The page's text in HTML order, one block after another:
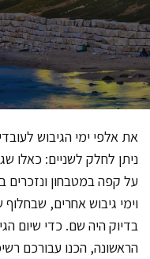
את אלפי ימי הגיבוש
ניתן לחלק לשניים: כאלו
על קפה במטבחון ונזכרים
וימי גיבוש אחרים,
בדיוק היה שם. כדי שיום
הראשונה, הכנו עבורכם